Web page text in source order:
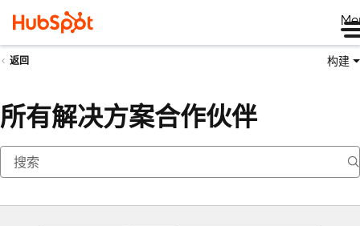
返回 构建
所有解决方案合作伙伴